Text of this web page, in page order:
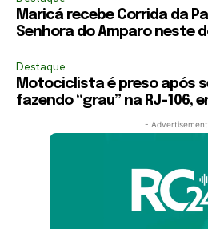
Maricá recebe Corrida da
Senhora do Amparo neste
Destaque
Motociclista é preso após
fazendo “grau” na RJ-106,
-